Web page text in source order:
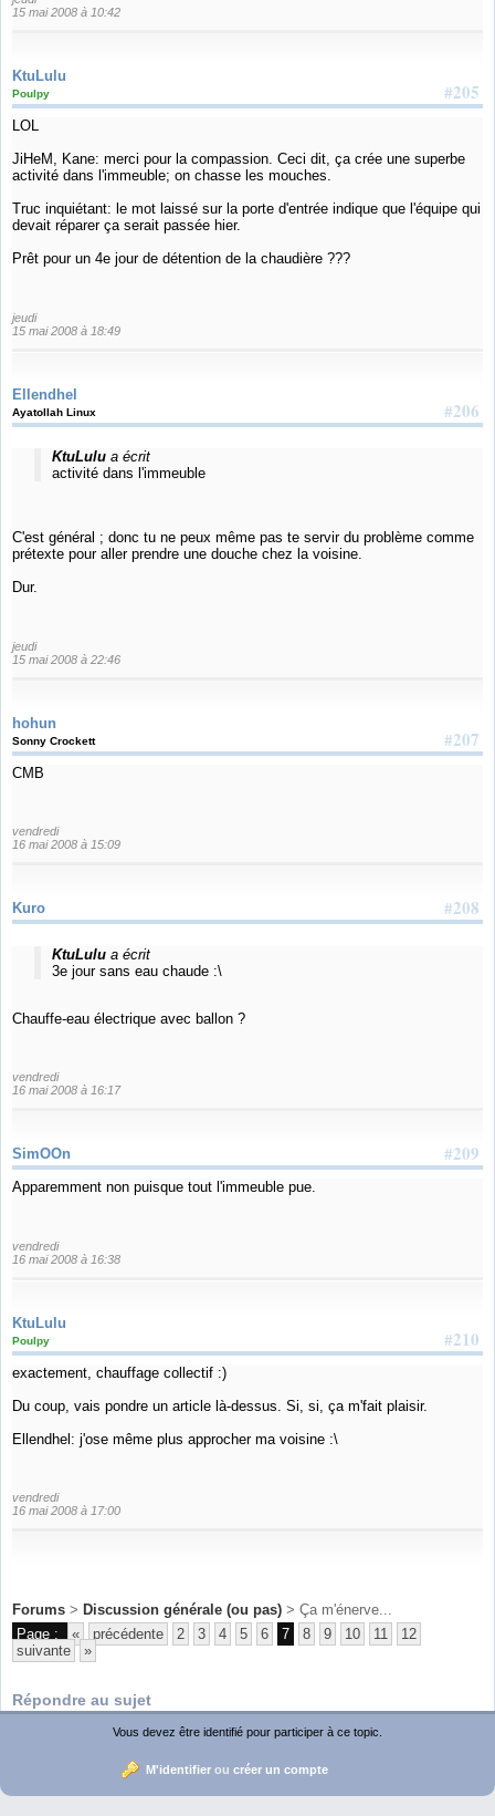
15 mai 2008 à 10:42
KtuLulu
#205
Poulpy
LOL
JiHeM, Kane: merci pour la compassion. Ceci dit, ça crée une superbe
activité dans l'immeuble; on chasse les mouches.
Truc inquiétant: le mot laissé sur la porte d'entrée indique que l'équipe qui
devait réparer ça serait passée hier.
Prêt pour un 4e jour de détention de la chaudière ???
jeudi
15 mai 2008 à 18:49
Ellendhel
#206
Ayatollah Linux
KtuLulua écrit
activité dans l'immeuble
C'est général ; donc tu ne peux même pas te servir du problème comme
prétexte pour aller prendre une douche chez la voisine.
Dur.
jeudi
15 mai 2008 à 22:46
hohun
#207
Sonny Crockett
CMB
vendredi
16 mai 2008 à 15:09
#208
Kuro
KtuLulua écrit
3e jour sans eau chaude :\
Chauffe-eau électrique avec ballon ?
vendredi
16 mai 2008 à 16:17
#209
SimOOn
Apparemment non puisque tout l'immeuble pue.
vendredi
16 mai 2008 à 16:38
KtuLulu
#210
Poulpy
exactement, chauffage collectif :)
Du coup, vais pondre un article là-dessus. Si, si, ça m'fait plaisir.
Ellendhel: j'ose même plus approcher ma voisine :\
vendredi
16 mai 2008 à 17:00
Forums > Discussion générale (ou pas) > Ça m'énerve...
Page :
« précédente 2 3 4 5 6 7 8 9 10 11
12
suivante
»
Répondre au sujet
Vous devez être identifié pour participer à ce topic.
M'identifierou créer un compte